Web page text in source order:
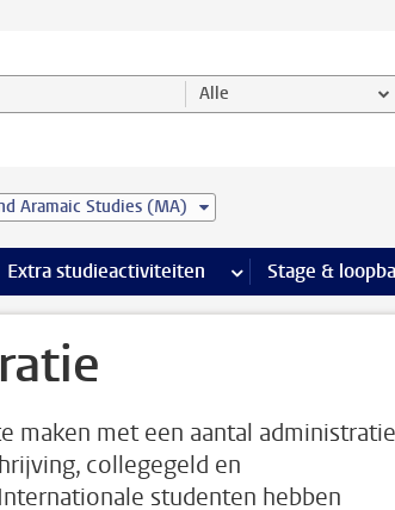
categorie Alle
Aramaic Studies (MA)
Faciliteiten pagina’s
Extra studieactiviteiten meer Extra
Stage &
maken met een aantal
collegegeld en
studenten hebben